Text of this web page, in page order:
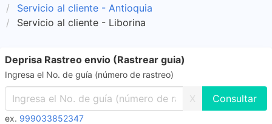
Servicio al cliente - Antioquia
Servicio al cliente - Liborina
Deprisa Rastreo envio (Rastrear guia)
Ingresa el No. de guía (número de rastreo)
X
ex. 999033852347